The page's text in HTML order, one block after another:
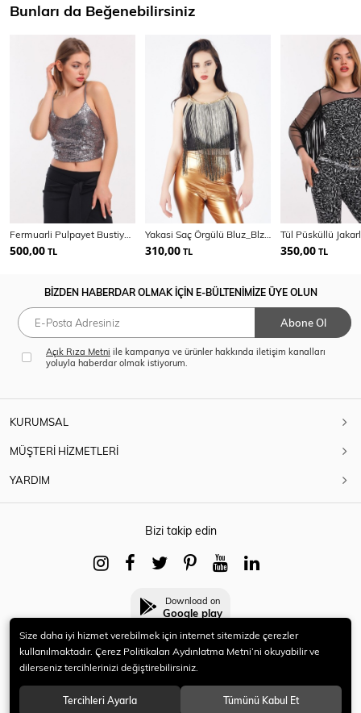
Bunları da Beğenebilirsiniz
500,00 TL 310,00 TL 350,00 TL
BİZDEN HABERDAR OLMAK İÇİN E-BÜLTENİMİZE ÜYE OLUN
Abone Ol
Açık Rıza Metni ile kampanya ve ürünler hakkında iletişim kanalları
yoluyla haberdar olmak istiyorum.
KURUMSAL
MÜŞTERİ HİZMETLERİ
YARDIM
Bizi takip edin
Download on
Google play
© 2021 HERYENİ. Tüm hakları saklıdır.
Size daha iyi hizmet verebilmek için internet sitemizde çerezler
kullanılmaktadır. Çerez Politikaları Aydınlatma Metni’ni okuyabilir ve
dilerseniz tercihlerinizi değiştirebilirsiniz.
Tercihleri Ayarla Tümünü Kabul Et